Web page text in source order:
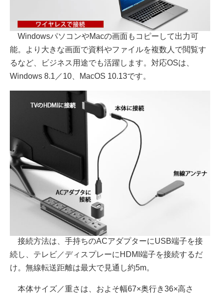
WindowsパソコンやMacの画面もコピーして出力可
能。より大きな画面で資料やファイルを複数人で閲覧す
るなど、ビジネス用途でも活躍します。対応OSは、
Windows 8.1／10、MacOS 10.13です。
接続方法は、手持ちのACアダプターにUSB端子を接
続し、テレビ／ディスプレーにHDMI端子を接続するだ
け。無線転送距離は最大で見通し約5m。
本体サイズ／重さは、およそ幅67×奥行き36×高さ